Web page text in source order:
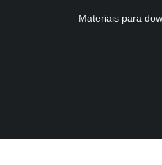
Materiais para